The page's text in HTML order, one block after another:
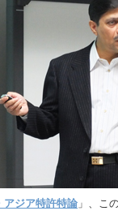
アジア特許特論 」、こ